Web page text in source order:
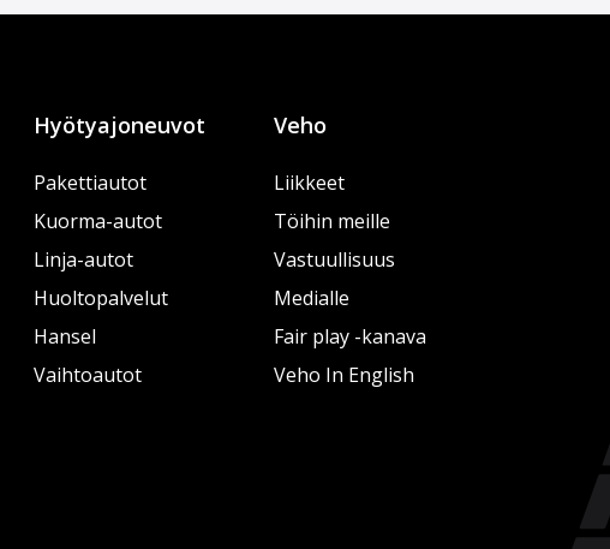
Hyötyajoneuvot
Pakettiautot
Kuorma-autot
Linja-autot
Huoltopalvelut
Hansel
Vaihtoautot
Veho
Liikkeet
Töihin meille
Vastuullisuus
Medialle
Fair play -kanava
Veho In English